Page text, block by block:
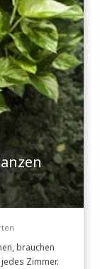
brauchen
Zimmer.
Sie das Formular
FRAGEN